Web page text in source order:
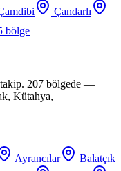
Çandarlı
bölge
takip. 207 bölgede —
Kütahya,
Ayrancılar
Balatçık